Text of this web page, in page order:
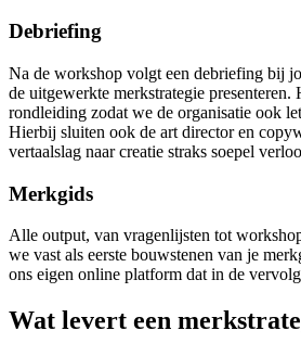
Debriefing
Na de workshop volgt een debriefing bij
de uitgewerkte merkstrategie presenteren.
rondleiding zodat we de organisatie ook
Hierbij sluiten ook de art director en
vertaalslag naar creatie straks soepel
Merkgids
Alle output, van vragenlijsten tot
we vast als eerste bouwstenen van je
ons eigen online platform dat in de
Wat levert een